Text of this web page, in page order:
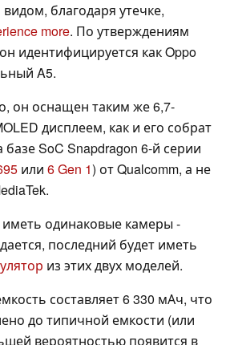
благодаря утечке,
more. По утверждениям
идентифицируется как Oppo
A5.
он оснащен таким же 6,7-
дисплеем, как и его собрат
базе SoC Snapdragon 6-й серии
или 6 Gen 1) от Qualcomm, а не
иметь одинаковые камеры -
последний будет иметь
из этих двух моделей.
составляет 6 330 мАч, что
до типичной емкости (или
вероятностью появится в